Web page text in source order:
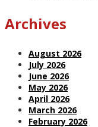
Archives
August 2026
July 2026
June 2026
May 2026
April 2026
March 2026
February 2026